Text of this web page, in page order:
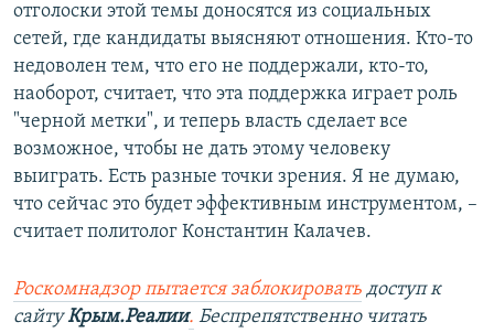
отголоски этой темы доносятся из социальных
сетей, где кандидаты выясняют отношения. Кто-то
недоволен тем, что его не поддержали, кто-то,
наоборот, считает, что эта поддержка играет роль
"черной метки", и теперь власть сделает все
возможное, чтобы не дать этому человеку
выиграть. Есть разные точки зрения. Я не думаю,
что сейчас это будет эффективным инструментом, –
считает политолог Константин Калачев.
Роскомнадзор пытается заблокировать доступ к
сайтуКрым.Реалии. Беспрепятственно читать